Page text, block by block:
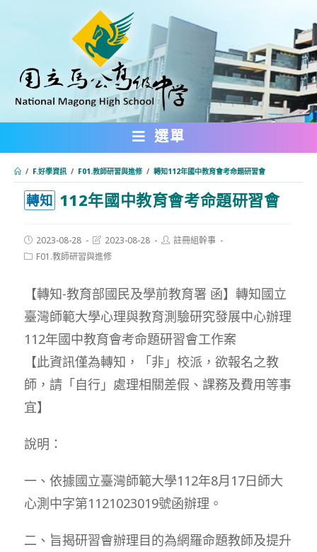
內
選單
/ F.好學資訊 / F01.教師研習與進修 / 轉知112年國中教育會考命題研習會
轉知 112年國中教育會考命題研習會
Post
published:
2023-08-28
Post
last
modified:
2023-08-28
Post註冊組幹事
PostF01.教師研習與進修
【轉知-教育部國民及學前教育署 函】轉知國立
臺灣師範大學心理與教育測驗研究發展中心辦理
112年國中教育會考命題研習會工作案
【此資訊僅為轉知，「非」校派，欲報名之教
師，請「自行」處理相關差假、課務及費用等事
宜】
說明：
一、依據國立臺灣師範大學112年8月17日師大
心測中字第1121023019號函辦理。
二、旨揭研習會辦理目的為網羅命題教師及提升